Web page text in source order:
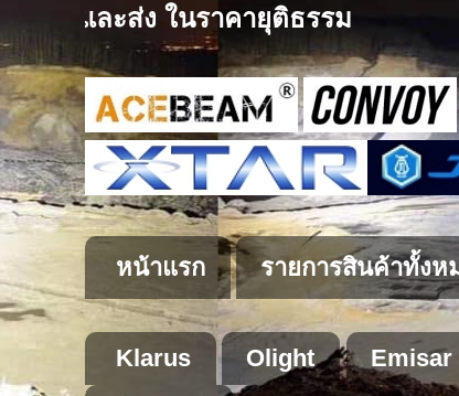
ราคายุติธรรม
หน้าแรก รายการสินค้าทั้งห
Klarus Olight Emisar